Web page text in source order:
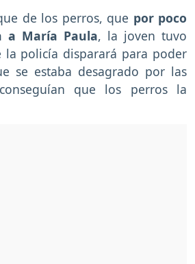
de los perros, que por poco
a María Paula, la joven tuvo
la policía disparará para poder
se estaba desagrado por las
que los perros la